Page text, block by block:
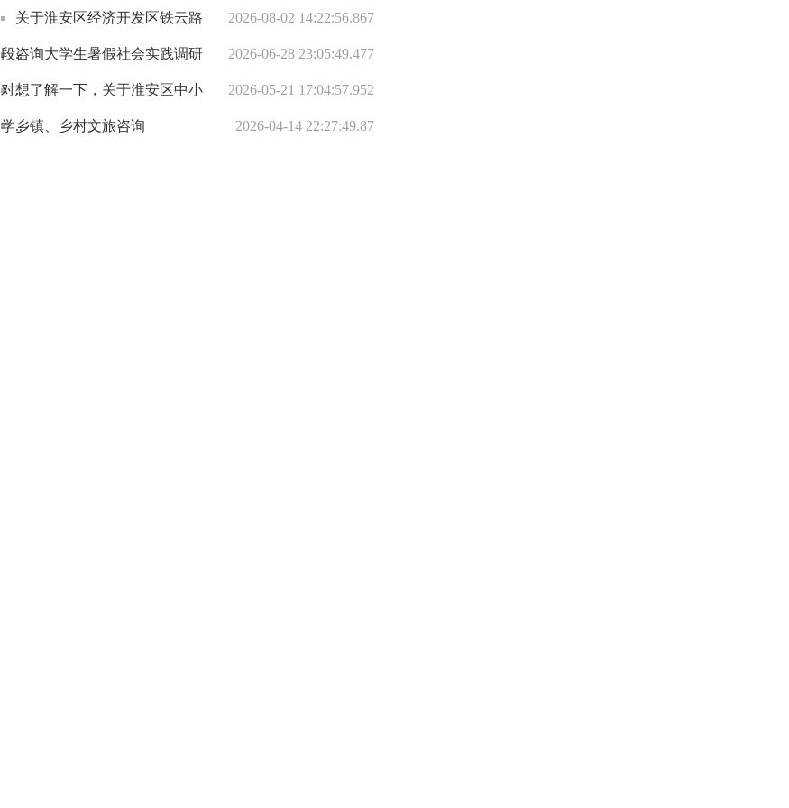
2026-08-02 14:22:56.867
关于淮安区经济开发区铁云路
段.. 2026-06-28 23:05:49.477
咨询大学生暑假社会实践调研
对.. 2026-05-21 17:04:57.952
想了解一下，关于淮安区中小
学.. 2026-04-14 22:27:49.87
乡镇、乡村文旅咨询